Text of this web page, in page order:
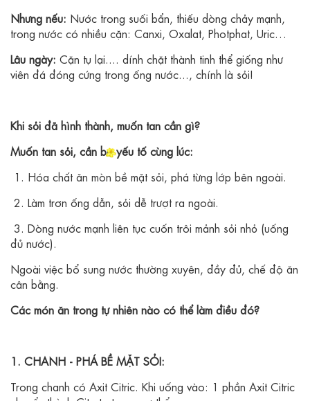
Nhưng nếu: Nước trong suối bẩn, thiếu dòng chảy mạnh,
trong nước có nhiều cặn: Canxi, Oxalat, Photphat, Uric…
Lâu ngày: Cặn tụ lại.... dính chặt thành tinh thể giống như
viên đá đóng cứng trong ống nước..., chính là sỏi!
Khi sỏi đã hình thành, muốn tan cần gì?
Muốn tan sỏi, cần ba yếu tố cùng lúc:
1. Hóa chất ăn mòn bề mặt sỏi, phá từng lớp bên ngoài.
2. Làm trơn ống dẫn, sỏi dễ trượt ra ngoài.
3. Dòng nước mạnh liên tục cuốn trôi mảnh sỏi nhỏ (uống
đủ nước).
Ngoài việc bổ sung nước thường xuyên, đầy đủ, chế độ ăn
cân bằng.
Các món ăn trong tự nhiên nào có thể làm điều đó?
1. CHANH - PHÁ BỀ MẶT SỎI:
Trong chanh có Axit Citric. Khi uống vào: 1 phần Axit Citric